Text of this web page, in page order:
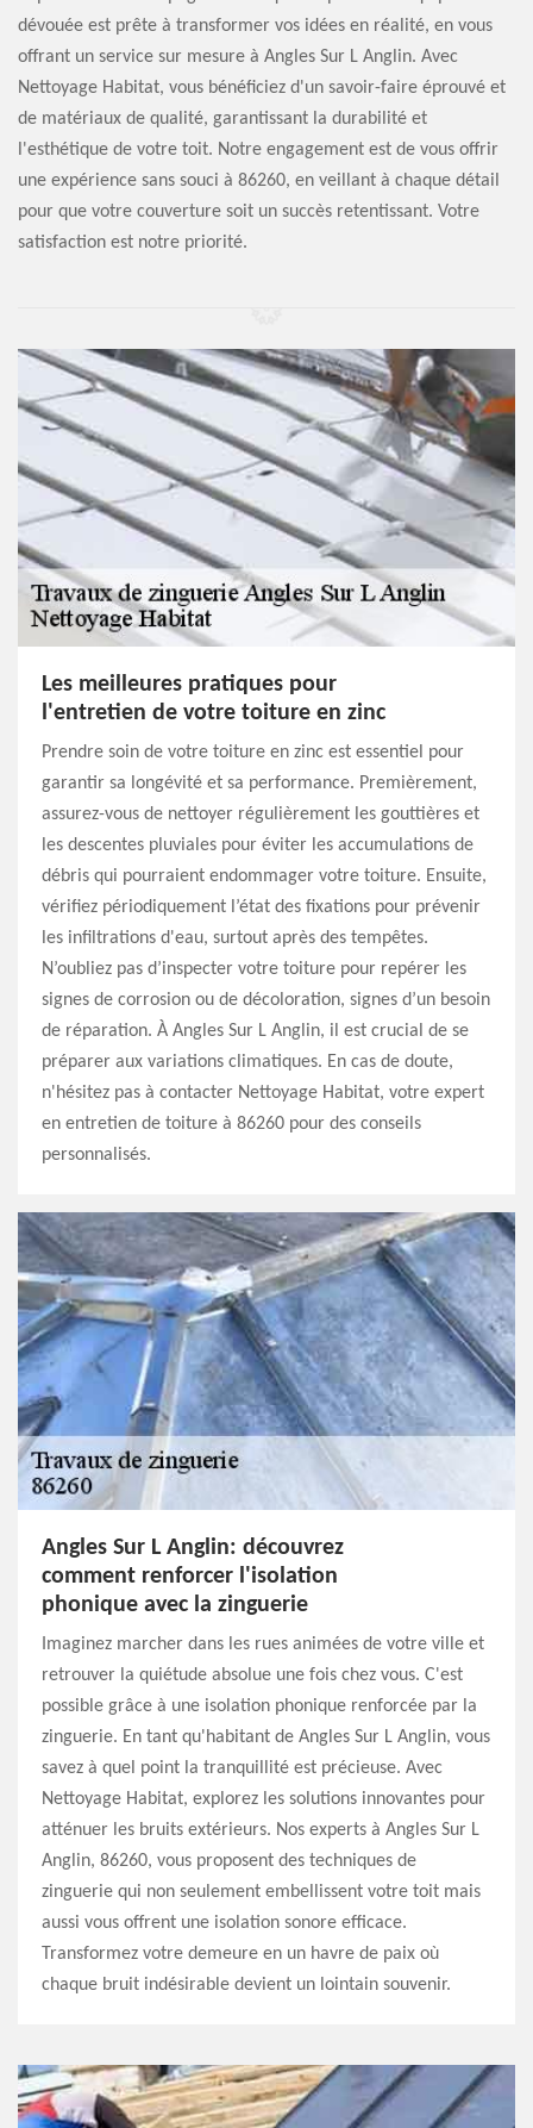
dévouée est prête à transformer vos idées en réalité, en vous
offrant un service sur mesure à Angles Sur L Anglin. Avec
Nettoyage Habitat, vous bénéficiez d'un savoir-faire éprouvé et
de matériaux de qualité, garantissant la durabilité et
l'esthétique de votre toit. Notre engagement est de vous offrir
une expérience sans souci à 86260, en veillant à chaque détail
pour que votre couverture soit un succès retentissant. Votre
satisfaction est notre priorité.
Les meilleures pratiques pour
l'entretien de votre toiture en zinc
Prendre soin de votre toiture en zinc est essentiel pour
garantir sa longévité et sa performance. Premièrement,
assurez-vous de nettoyer régulièrement les gouttières et
les descentes pluviales pour éviter les accumulations de
débris qui pourraient endommager votre toiture. Ensuite,
vérifiez périodiquement l’état des fixations pour prévenir
les infiltrations d'eau, surtout après des tempêtes.
N’oubliez pas d’inspecter votre toiture pour repérer les
signes de corrosion ou de décoloration, signes d’un besoin
de réparation. À Angles Sur L Anglin, il est crucial de se
préparer aux variations climatiques. En cas de doute,
n'hésitez pas à contacter Nettoyage Habitat, votre expert
en entretien de toiture à 86260 pour des conseils
personnalisés.
Angles Sur L Anglin: découvrez
comment renforcer l'isolation
phonique avec la zinguerie
Imaginez marcher dans les rues animées de votre ville et
retrouver la quiétude absolue une fois chez vous. C'est
possible grâce à une isolation phonique renforcée par la
zinguerie. En tant qu'habitant de Angles Sur L Anglin, vous
savez à quel point la tranquillité est précieuse. Avec
Nettoyage Habitat, explorez les solutions innovantes pour
atténuer les bruits extérieurs. Nos experts à Angles Sur L
Anglin, 86260, vous proposent des techniques de
zinguerie qui non seulement embellissent votre toit mais
aussi vous offrent une isolation sonore efficace.
Transformez votre demeure en un havre de paix où
chaque bruit indésirable devient un lointain souvenir.